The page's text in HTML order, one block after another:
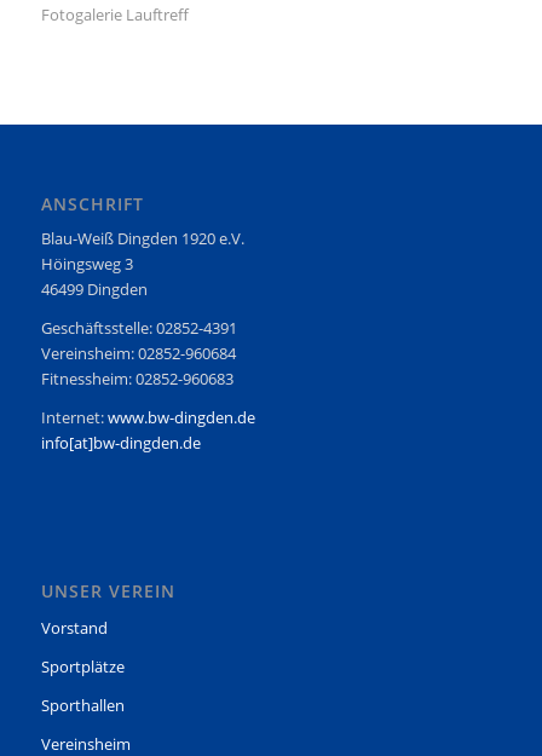
Fotogalerie Lauftreff
ANSCHRIFT
Blau-Weiß Dingden 1920 e.V.
Höingsweg 3
46499 Dingden
Geschäftsstelle: 02852-4391
Vereinsheim: 02852-960684
Fitnessheim: 02852-960683
Internet:www.bw-dingden.de
info[at]bw-dingden.de
UNSER VEREIN
Vorstand
Sportplätze
Sporthallen
Vereinsheim